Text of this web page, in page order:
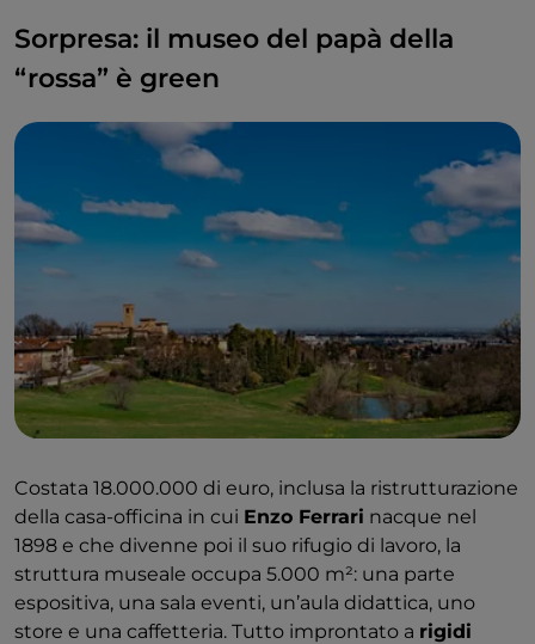
Sorpresa: il museo del papà della
“rossa” è green
Costata 18.000.000 di euro, inclusa la ristrutturazione
della casa-officina in cui Enzo Ferrari nacque nel
1898 e che divenne poi il suo rifugio di lavoro, la
struttura museale occupa 5.000 m²: una parte
espositiva, una sala eventi, un’aula didattica, uno
store e una caffetteria. Tutto improntato a rigidi